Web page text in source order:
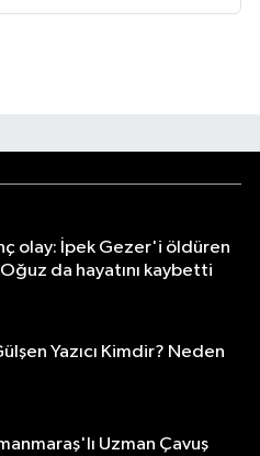
olay: İpek Gezer'i öldüren
da hayatını kaybetti
Yazıcı Kimdir? Neden
Uzman Çavuş